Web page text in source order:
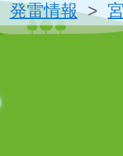
発雷情報